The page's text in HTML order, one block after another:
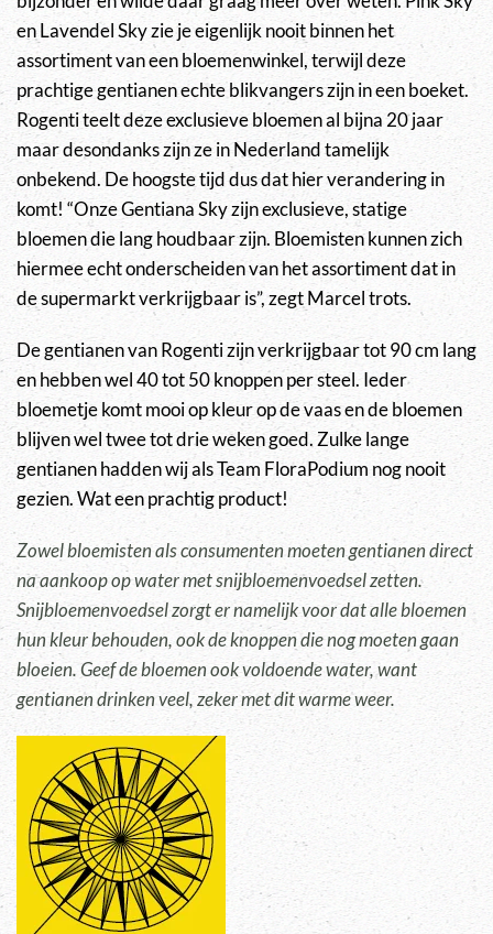
en Lavendel Sky zie je eigenlijk nooit binnen het
assortiment van een bloemenwinkel, terwijl deze
prachtige gentianen echte blikvangers zijn in een boeket.
Rogenti teelt deze exclusieve bloemen al bijna 20 jaar
maar desondanks zijn ze in Nederland tamelijk
onbekend. De hoogste tijd dus dat hier verandering in
komt! “Onze Gentiana Sky zijn exclusieve, statige
bloemen die lang houdbaar zijn. Bloemisten kunnen zich
hiermee echt onderscheiden van het assortiment dat in
de supermarkt verkrijgbaar is”, zegt Marcel trots.
De gentianen van Rogenti zijn verkrijgbaar tot 90 cm lang
en hebben wel 40 tot 50 knoppen per steel. Ieder
bloemetje komt mooi op kleur op de vaas en de bloemen
blijven wel twee tot drie weken goed. Zulke lange
gentianen hadden wij als Team FloraPodium nog nooit
gezien. Wat een prachtig product!
Zowel bloemisten als consumenten moeten gentianen direct
na aankoop op water met snijbloemenvoedsel zetten.
Snijbloemenvoedsel zorgt er namelijk voor dat alle bloemen
hun kleur behouden, ook de knoppen die nog moeten gaan
bloeien. Geef de bloemen ook voldoende water, want
gentianen drinken veel, zeker met dit warme weer.